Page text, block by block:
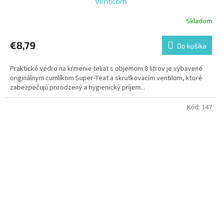
Skladom
€8,79 Do košíka
Praktické vedro na kŕmenie teliat s objemom 8 litrov je vybavené
originálnym cumlíkom Super-Teat a skrutkovacím ventilom, ktoré
zabezpečujú prirodzený a hygienický príjem...
Kód: 147